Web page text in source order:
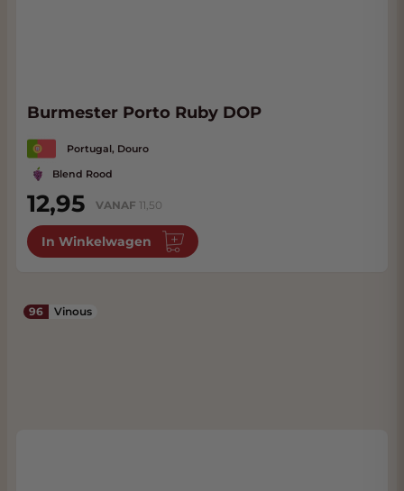
Burmester Porto Ruby DOP
Portugal, Douro
Blend Rood
12,95 VANAF 11,50
In Winkelwagen
96 Vinous